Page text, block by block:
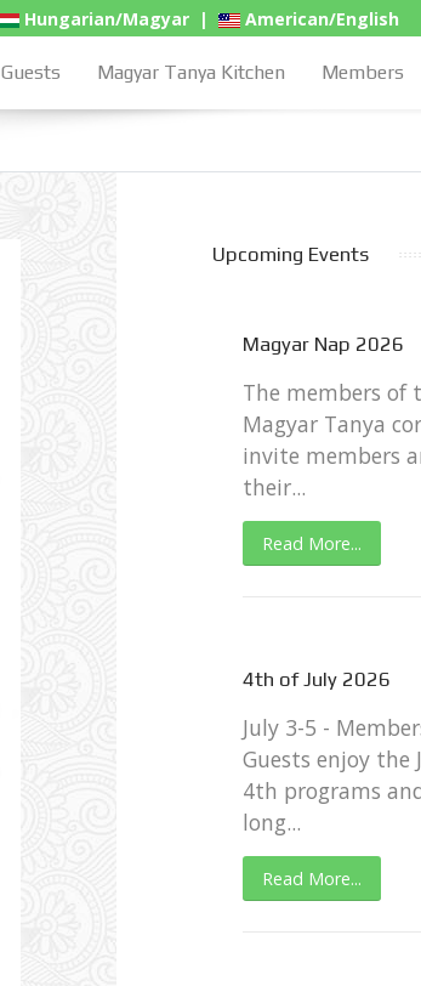
Hungarian/Magyar | American/English
Guests Magyar Tanya Kitchen Members
Upcoming Events
Magyar Nap 2026
The members of
Magyar Tanya
invite members
their...
Read More...
4th of July 2026
July 3-5 -
Guests enjoy the
4th programs
long...
Read More...